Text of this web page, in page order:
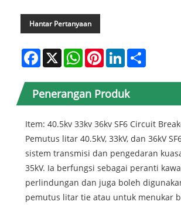
Hantar Pertanyaan
Facebook
X WhatsAppPinterestLinkedIn
Penerangan Produk
Item: 40.5kv 33kv 36kv SF6 Circuit
Pemutus litar 40.5kV, 33kV, dan 36kV
sistem transmisi dan pengedaran
35kV. Ia berfungsi sebagai peranti
perlindungan dan juga boleh
pemutus litar tie atau untuk menukar